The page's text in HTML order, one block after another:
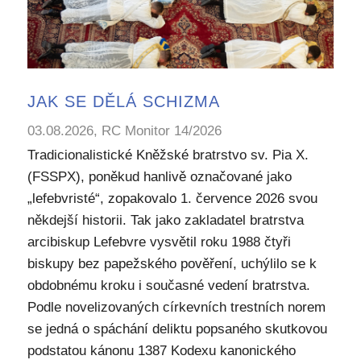
JAK SE DĚLÁ SCHIZMA
03.08.2026, RC Monitor 14/2026
Tradicionalistické Kněžské bratrstvo sv. Pia X.
(FSSPX), poněkud hanlivě označované jako
„lefebvristé“, zopakovalo 1. července 2026 svou
někdejší historii. Tak jako zakladatel bratrstva
arcibiskup Lefebvre vysvětil roku 1988 čtyři
biskupy bez papežského pověření, uchýlilo se k
obdobnému kroku i současné vedení bratrstva.
Podle novelizovaných církevních trestních norem
se jedná o spáchání deliktu popsaného skutkovou
podstatou kánonu 1387 Kodexu kanonického